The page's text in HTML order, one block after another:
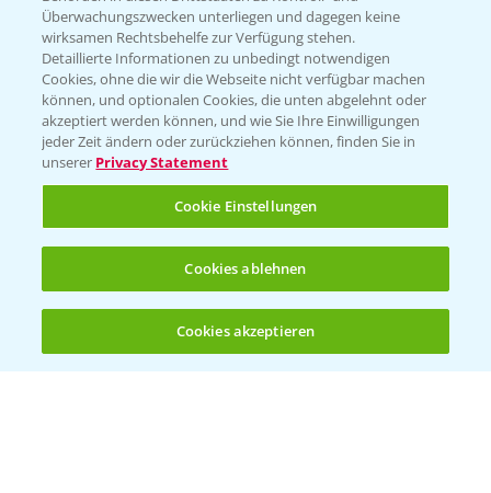
(noch 4)
Beratung auf WhatsApp
T.+49 (0)174 346 564 1
KONTAKT
Hilfe in Notfällen
T.+49 (0)214/30-20220
Folgen Sie uns
Überwachungszwecken unterliegen und dagegen keine
wirksamen Rechtsbehelfe zur Verfügung stehen.
Detaillierte Informationen zu unbedingt notwendigen
Cookies, ohne die wir die Webseite nicht verfügbar machen
können, und optionalen Cookies, die unten abgelehnt oder
akzeptiert werden können, und wie Sie Ihre Einwilligungen
jeder Zeit ändern oder zurückziehen können, finden Sie in
unserer Privacy Statement
Cookie Einstellungen
Cookies ablehnen
Cookies akzeptieren